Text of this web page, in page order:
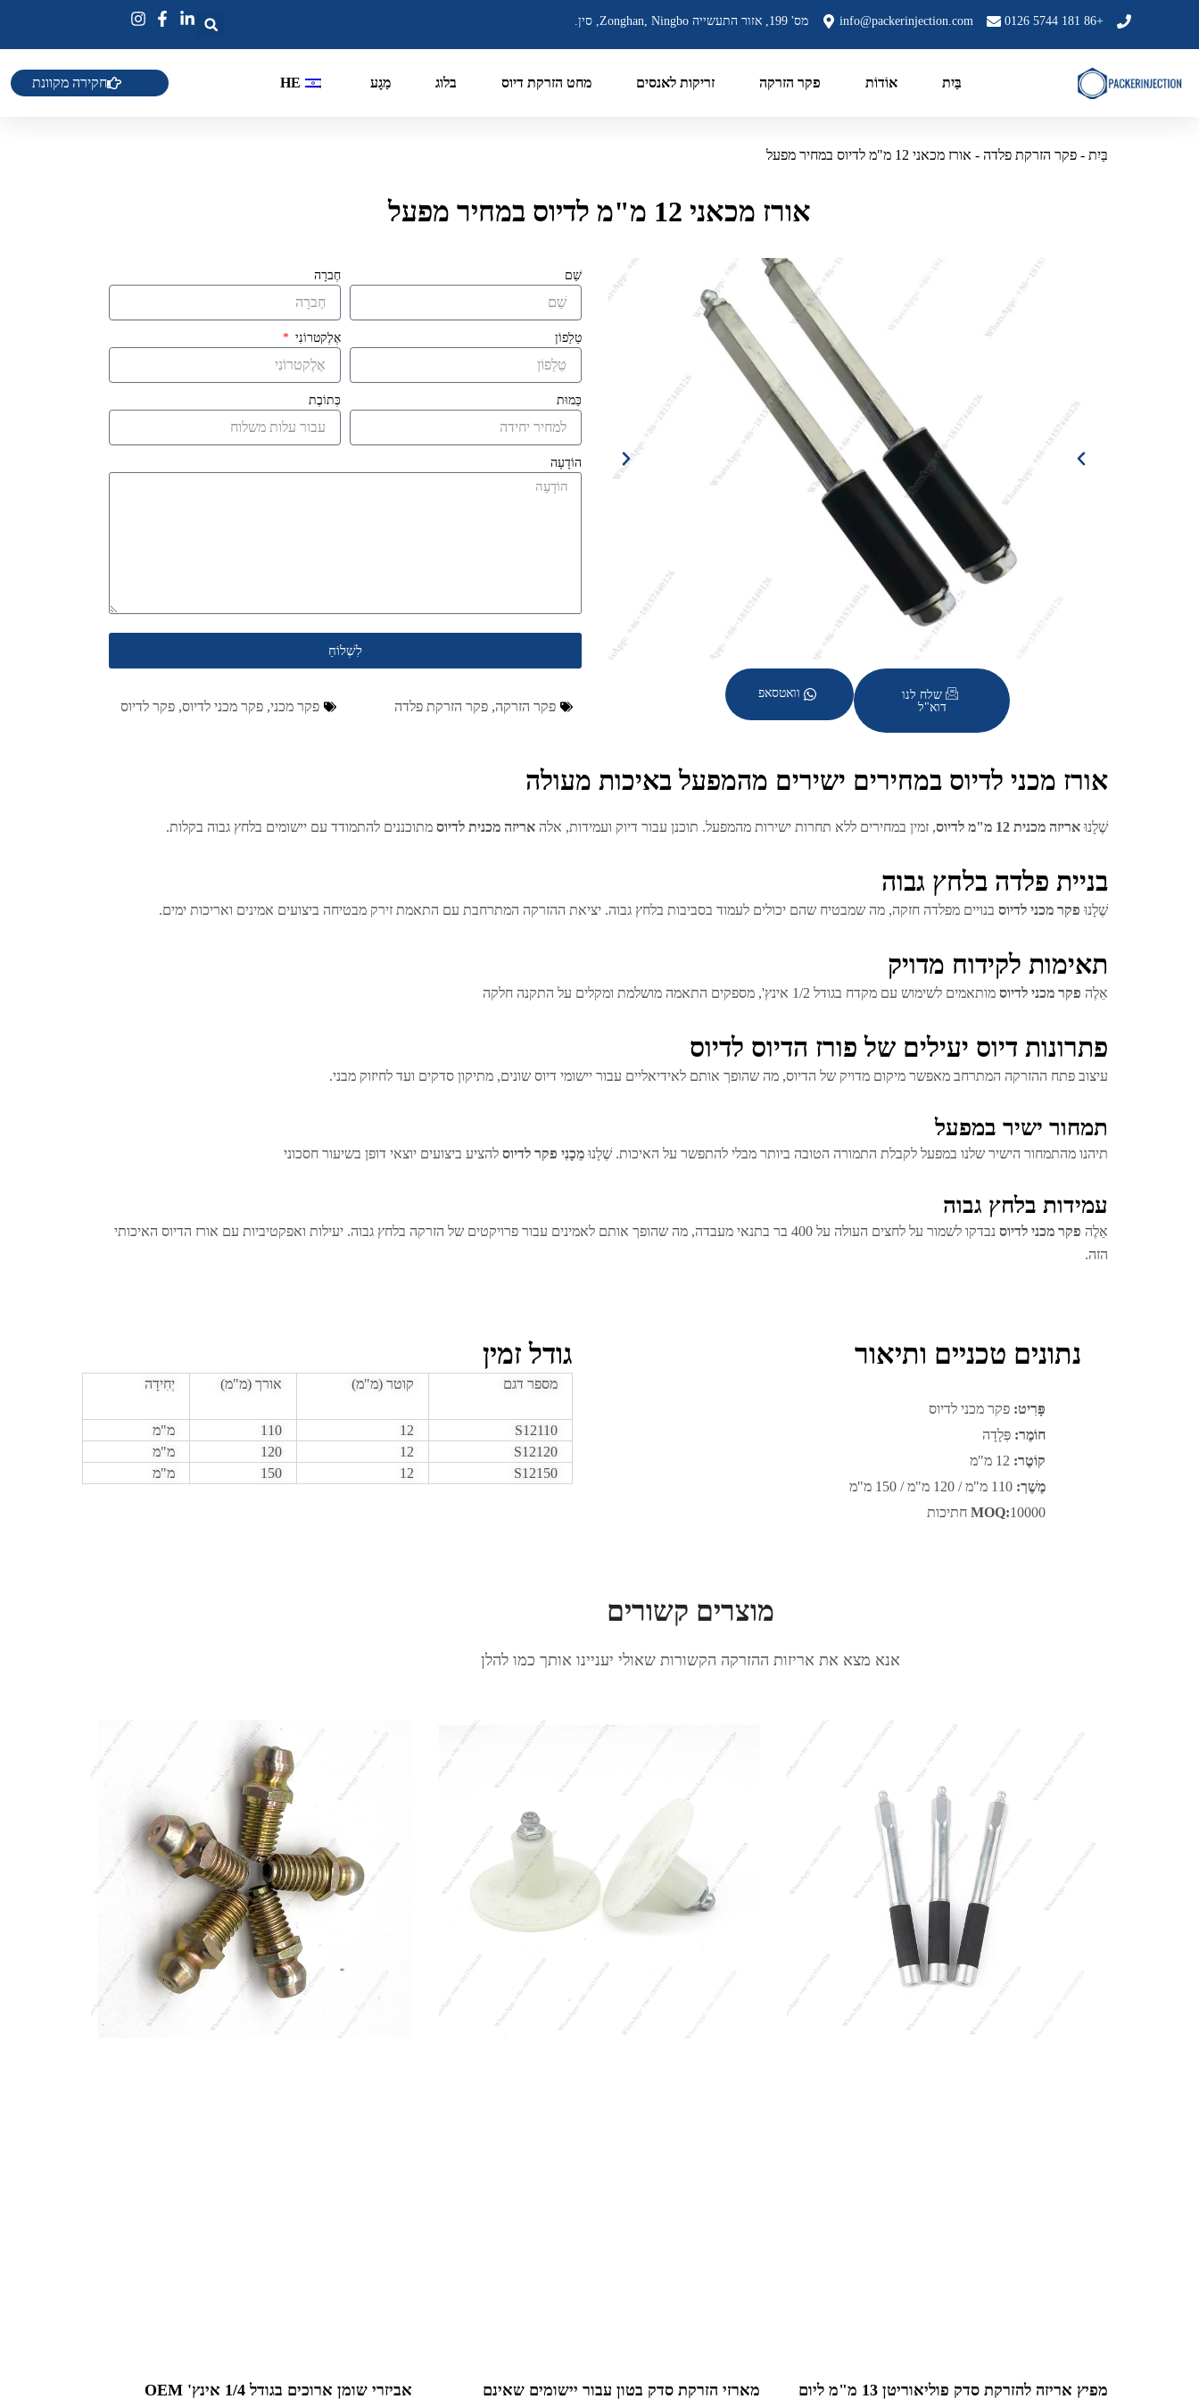
+86 181 5744 0126
info@packerinjection.com מס' 199, אזור התעשייה Zonghan, Ningbo, סין.
בַּיִת אוֹדוֹת פקר הזרקה זריקות לאנסים מחט הזרקת דיוס בלוג מַגָע HE חקירה מקוונת
בַּיִת - פקר הזרקת פלדה - אורז מכאני 12 מ"מ לדיוס במחיר מפעל
אורז מכאני 12 מ"מ לדיוס במחיר מפעל
שלח לנו
דוא"ל
וואטסאפ
שֵׁם חֶברָה
טֵלֵפוֹן אֶלֶקטרוֹנִי
כַּמוּת כְּתוֹבֶת
הוֹדָעָה
לִשְׁלוֹחַ
פקר הזרקה, פקר הזרקת פלדה פקר מכני, פקר מכני לדיוס, פקר לדיוס
אורז מכני לדיוס במחירים ישירים מהמפעל באיכות מעולה
שֶׁלָנוּ אריזה מכנית 12 מ"מ לדיוס , זמין במחירים ללא תחרות ישירות מהמפעל. תוכנן עבור דיוק ועמידות, אלה אריזה מכנית לדיוס מתוכננים להתמודד עם יישומים בלחץ גבוה בקלות.
בניית פלדה בלחץ גבוה
שֶׁלָנוּ פקר מכני לדיוס בנויים מפלדה חזקה, מה שמבטיח שהם יכולים לעמוד בסביבות בלחץ גבוה. יציאת ההזרקה המתרחבת עם התאמת זירק מבטיחה ביצועים אמינים ואריכות ימים.
תאימות לקידוח מדויק
אֵלֶה פקר מכני לדיוס מותאמים לשימוש עם מקדח בגודל 1/2 אינץ', מספקים התאמה מושלמת ומקלים על התקנה חלקה
פתרונות דיוס יעילים של פורז הדיוס לדיוס
עיצוב פתח ההזרקה המתרחב מאפשר מיקום מדויק של הדיוס, מה שהופך אותם לאידיאליים עבור יישומי דיוס שונים, מתיקון סדקים ועד לחיזוק מבני.
תמחור ישיר במפעל
תיהנו מהתמחור הישיר שלנו במפעל לקבלת התמורה הטובה ביותר מבלי להתפשר על האיכות. שֶׁלָנוּ מֵכָנִי פקר לדיוס להציע ביצועים יוצאי דופן בשיעור חסכוני
עמידות בלחץ גבוה
אֵלֶה פקר מכני לדיוס
נבדקו לשמור על לחצים העולה על 400 בר בתנאי מעבדה, מה שהופך אותם לאמינים עבור פרויקטים של הזרקה בלחץ גבוה. יעילות ואפקטיביות עם אורז הדיוס האיכותי
הזה.
נתונים טכניים ותיאור
פָּרִיט: פקר מכני לדיוס
חוֹמֶר: פְּלָדָה
קוֹטֶר:
מֶשֶׁך:
MOQ:10000 חתיכות
גודל זמין
מספר דגם קוטר (מ"מ) אורך (מ"מ) יְחִידָה
S12110
12
110
מ"מ
S12120
12
120
מ"מ
S12150
12
150 מ"מ
מוצרים קשורים
אנא מצא את אריזות ההזרקה הקשורות שאולי יעניינו אותך כמו להלן
מפיץ אריזה להזרקת סדק פוליאוריטן 13 מ"מ ליום מארזי הזרקת סדק בטון עבור יישומים שאינם אביזרי שומן ארוכים בגודל 1/4 אינץ' OEM